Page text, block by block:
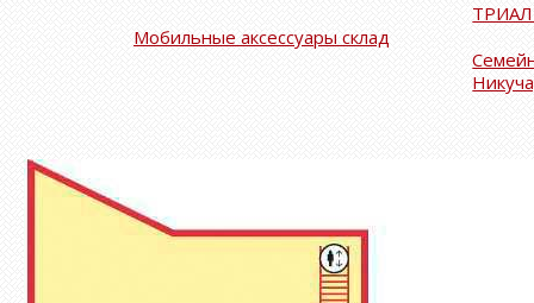
Мобильные аксессуары склад